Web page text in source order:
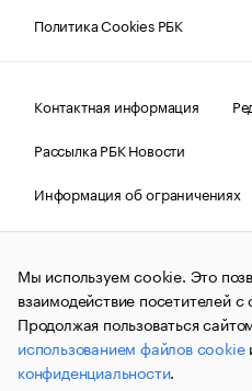
Политика Cookies РБК
Контактная информация
Рассылка РБК Новости
Информация об ограничениях
Правовая информация
О
© АО
и материалы информационного
(зарегистрировано
связи, информационных
коммуникаций (Роскомнадзор)
№ФС77-63848)
публикации могут содержать
Мы используем cookie. Это
взаимодействие посетителей
Продолжая пользоваться
использованием файлов cookie
конфиденциальности.